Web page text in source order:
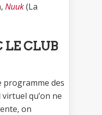
Nuuk(La
LE CLUB
des
qu’on ne
on